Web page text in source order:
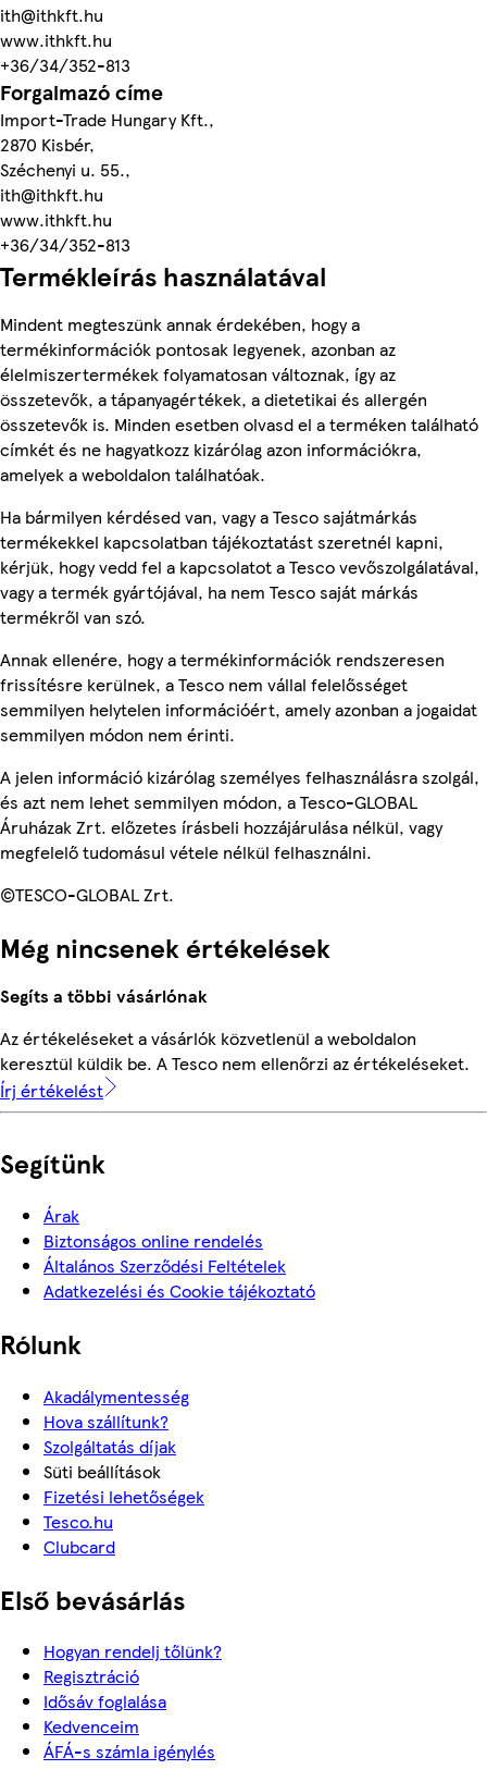
ith@ithkft.hu
www.ithkft.hu
+36/34/352-813
Forgalmazó címe
Import-Trade Hungary Kft.,
2870 Kisbér,
Széchenyi u. 55.,
ith@ithkft.hu
www.ithkft.hu
+36/34/352-813
Termékleírás használatával
Mindent megteszünk annak érdekében, hogy a
termékinformációk pontosak legyenek, azonban az
élelmiszertermékek folyamatosan változnak, így az
összetevők, a tápanyagértékek, a dietetikai és allergén
összetevők is. Minden esetben olvasd el a terméken található
címkét és ne hagyatkozz kizárólag azon információkra,
amelyek a weboldalon találhatóak.
Ha bármilyen kérdésed van, vagy a Tesco sajátmárkás
termékekkel kapcsolatban tájékoztatást szeretnél kapni,
kérjük, hogy vedd fel a kapcsolatot a Tesco vevőszolgálatával,
vagy a termék gyártójával, ha nem Tesco saját márkás
termékről van szó.
Annak ellenére, hogy a termékinformációk rendszeresen
frissítésre kerülnek, a Tesco nem vállal felelősséget
semmilyen helytelen információért, amely azonban a jogaidat
semmilyen módon nem érinti.
A jelen információ kizárólag személyes felhasználásra szolgál,
és azt nem lehet semmilyen módon, a Tesco-GLOBAL
Áruházak Zrt. előzetes írásbeli hozzájárulása nélkül, vagy
megfelelő tudomásul vétele nélkül felhasználni.
©TESCO-GLOBAL Zrt.
Még nincsenek értékelések
Segíts a többi vásárlónak
Az értékeléseket a vásárlók közvetlenül a weboldalon
keresztül küldik be. A Tesco nem ellenőrzi az értékeléseket.
Írj értékelést
Segítünk
Árak
Biztonságos online rendelés
Általános Szerződési Feltételek
Adatkezelési és Cookie tájékoztató
Rólunk
Akadálymentesség
Hova szállítunk?
Szolgáltatás díjak
Süti beállítások
Fizetési lehetőségek
Tesco.hu
Clubcard
Első bevásárlás
Hogyan rendelj tőlünk?
Regisztráció
Idősáv foglalása
Kedvenceim
ÁFÁ-s számla igénylés